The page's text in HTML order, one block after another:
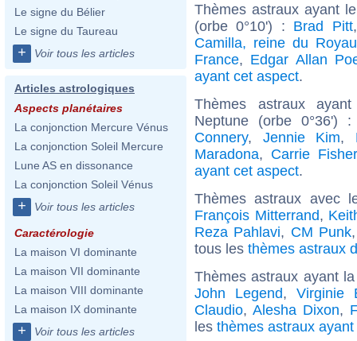
Le signe du Bélier
Le signe du Taureau
+ Voir tous les articles
Articles astrologiques
Aspects planétaires
La conjonction Mercure Vénus
La conjonction Soleil Mercure
Lune AS en dissonance
La conjonction Soleil Vénus
+ Voir tous les articles
Caractérologie
La maison VI dominante
La maison VII dominante
La maison VIII dominante
La maison IX dominante
+ Voir tous les articles
Thèmes astraux ayant
(orbe 0°10') : Brad Pitt
Camilla, reine du
France, Edgar Allan
ayant cet aspect.
Thèmes astraux
Neptune (orbe 0°36')
Connery, Jennie Kim,
Maradona, Carrie Fisher
ayant cet aspect.
Thèmes astraux avec
François Mitterrand,
Reza Pahlavi, CM Punk
tous les thèmes astraux
Thèmes astraux ayant
John Legend, Virginie
Claudio,Alesha Dixon,
les thèmes astraux